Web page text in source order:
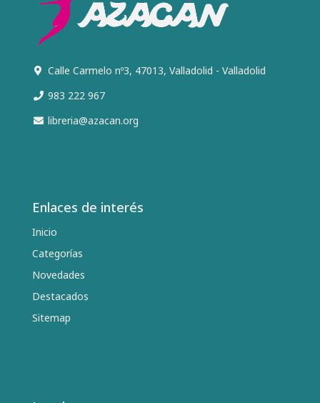
Calle Carmelo nº3, 47013, Valladolid - Valladolid
983 222 967
libreria@azacan.org
Enlaces de interés
Inicio
Categorías
Novedades
Destacados
Sitemap